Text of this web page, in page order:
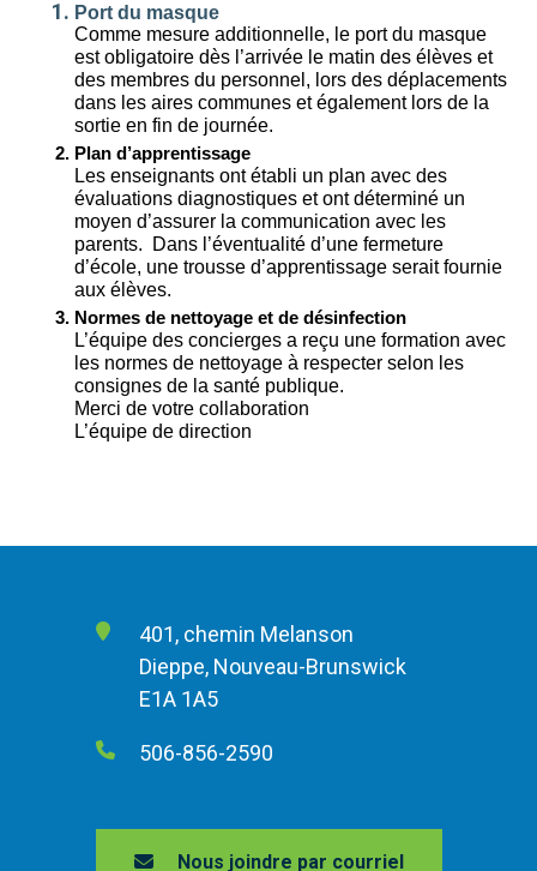
Port du masque
Comme mesure additionnelle, le port du masque
est obligatoire dès l’arrivée le matin des élèves et
des membres du personnel, lors des déplacements
dans les aires communes et également lors de la
sortie en fin de journée.
Plan d’apprentissage
Les enseignants ont établi un plan avec des
évaluations diagnostiques et ont déterminé un
moyen d’assurer la communication avec les
parents.
Dans l’éventualité d’une fermeture
d’école, une trousse d’apprentissage serait fournie
aux élèves.
Normes de nettoyage et de désinfection
L’équipe des concierges a reçu une formation avec
les normes de nettoyage à respecter selon les
consignes de la santé publique.
Merci de votre collaboration
L’équipe de direction
401, chemin Melanson
Dieppe, Nouveau-Brunswick
E1A 1A5
506-856-2590
Nous joindre par courriel